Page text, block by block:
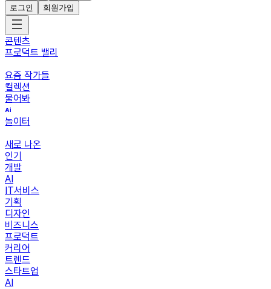
로그인
회원가입
콘텐츠
프로덕트 밸리
요즘 작가들
컬렉션
물어봐
놀이터
새로 나온
인기
개발
AI
IT서비스
기획
디자인
비즈니스
프로덕트
커리어
트렌드
스타트업
AI